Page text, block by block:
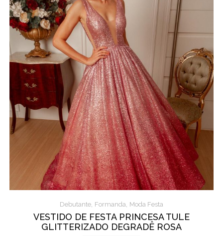
Debutante, Formanda, Moda Festa
VESTIDO DE FESTA PRINCESA TULE
GLITTERIZADO DEGRADÊ ROSA